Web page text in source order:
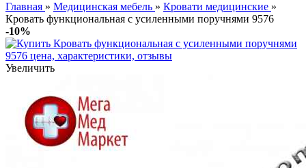
Главная » Медицинская мебель » Кровати медицинские »
Кровать функциональная с усиленными поручнями 9576
-10%
Увеличить